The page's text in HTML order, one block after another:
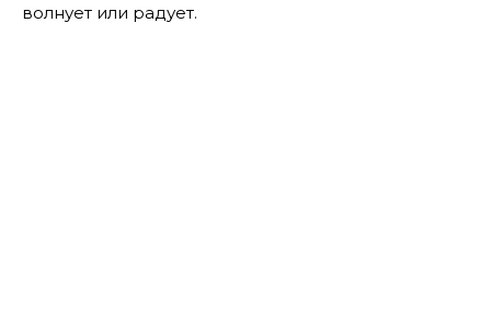
волнует или радует.